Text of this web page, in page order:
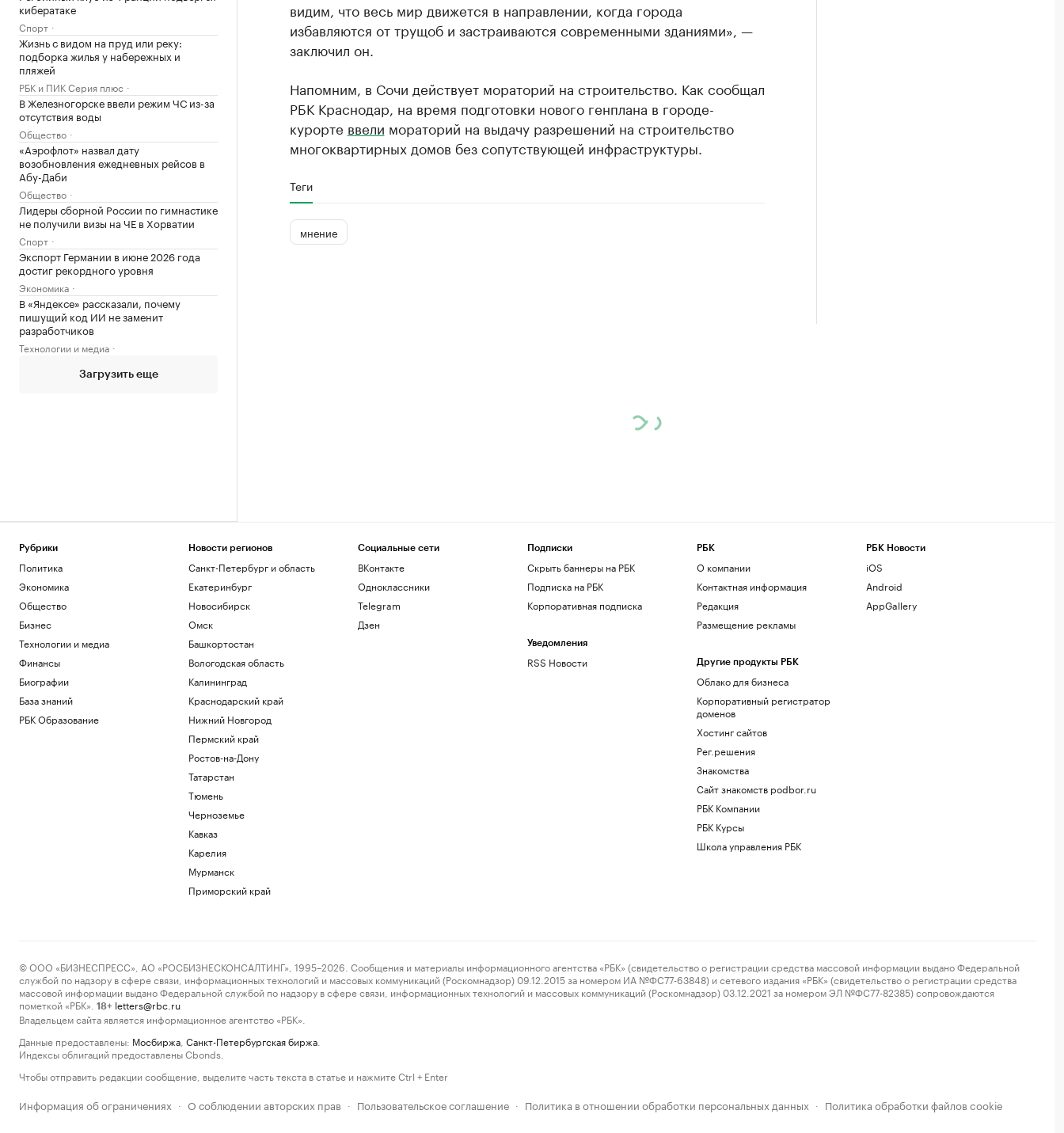
кибератаке
Спорт
Жизнь с видом на пруд или реку:
подборка жилья у набережных и
пляжей
РБК и ПИК Серия плюс
В Железногорске ввели режим ЧС из-за
отсутствия воды
Общество
«Аэрофлот» назвал дату
возобновления ежедневных рейсов в
Абу-Даби
Общество
Лидеры сборной России по гимнастике
не получили визы на ЧЕ в Хорватии
Спорт
Экспорт Германии в июне 2026 года
достиг рекордного уровня
Экономика
В «Яндексе» рассказали, почему
пишущий код ИИ не заменит
разработчиков
Технологии и медиа
Загрузить еще
видим, что весь мир движется в направлении, когда города
избавляются от трущоб и застраиваются современными зданиями», —
заключил он.
Напомним, в Сочи действует мораторий на строительство. Как сообщал
РБК Краснодар, на время подготовки нового генплана в городе-
курорте ввели мораторий на выдачу разрешений на строительство
многоквартирных домов без сопутствующей инфраструктуры.
Теги
мнение
Рубрики
Политика
Экономика
Общество
Бизнес
Технологии и медиа
Финансы
Биографии
База знаний
РБК Образование
Новости регионов
Санкт-Петербург и область
Екатеринбург
Новосибирск
Омск
Башкортостан
Вологодская область
Калининград
Краснодарский край
Нижний Новгород
Пермский край
Ростов-на-Дону
Татарстан
Тюмень
Черноземье
Кавказ
Карелия
Мурманск
Приморский край
Социальные сети
ВКонтакте
Одноклассники
Telegram
Дзен
Подписки
Скрыть баннеры на РБК
Подписка на РБК
Корпоративная подписка
Уведомления
RSS Новости
РБК
О компании
Контактная информация
Редакция
Размещение рекламы
Другие продукты РБК
Облако для бизнеса
Корпоративный регистратор
доменов
Хостинг сайтов
Рег.решения
Знакомства
Сайт знакомств podbor.ru
РБК Компании
РБК Курсы
Школа управления РБК
РБК Новости
iOS
Android
AppGallery
© ООО «БИЗНЕСПРЕСС», АО «РОСБИЗНЕСКОНСАЛТИНГ», 1995–2026. Сообщения и материалы информационного агентства «РБК» (свидетельство о регистрации средства массовой информации выдано Федеральной
службой по надзору в сфере связи, информационных технологий и массовых коммуникаций (Роскомнадзор) 09.12.2015 за номером ИА №ФС77-63848) и сетевого издания «РБК» (свидетельство о регистрации средства
массовой информации выдано Федеральной службой по надзору в сфере связи, информационных технологий и массовых коммуникаций (Роскомнадзор) 03.12.2021 за номером ЭЛ №ФС77-82385) сопровождаются
пометкой «РБК».
18+ letters@rbc.ru
Владельцем сайта является информационное агентство «РБК».
Данные предоставлены: Мосбиржа Санкт-Петербургская биржа
Индексы облигаций предоставлены Cbonds.
Чтобы отправить редакции сообщение, выделите часть текста в статье и нажмите Ctrl + Enter
Информация об ограничениях · О соблюдении авторских прав · Пользовательское соглашение · Политика в отношении обработки персональных данных · Политика обработки файлов cookie